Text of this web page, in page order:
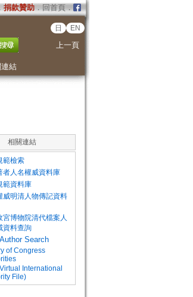
捐款贊助．回首頁．
日 EN
上一頁
結
相關連結
範檢索
者人名權威資料庫
範資料庫
威明清人物傳記資料
宮博物院清代檔案人
資料查詢
Search
of Congress
International
File)